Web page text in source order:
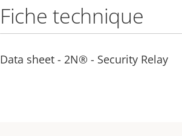
Fiche technique
Data sheet - 2N® - Security Relay